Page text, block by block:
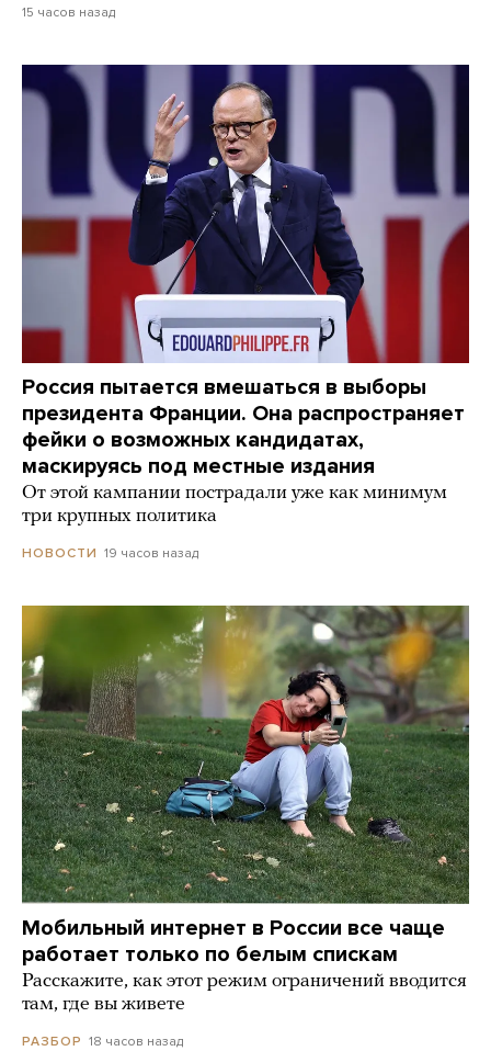
15 часов назад
Россия пытается вмешаться в выборы
президента Франции. Она распространяет
фейки о возможных кандидатах,
маскируясь под местные издания
От этой кампании пострадали уже как минимум
три крупных политика
НОВОСТИ 19 часов назад
Мобильный интернет в России все чаще
работает только по белым спискам
Расскажите, как этот режим ограничений вводится
там, где вы живете
РАЗБОР 18 часов назад